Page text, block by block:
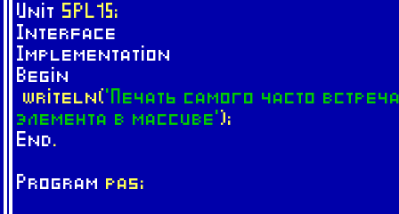
Unit SPL15;
Interface
Implementation
Begin
writeln('Печать самого часто
элемента в массиве');
End.
Program pas;